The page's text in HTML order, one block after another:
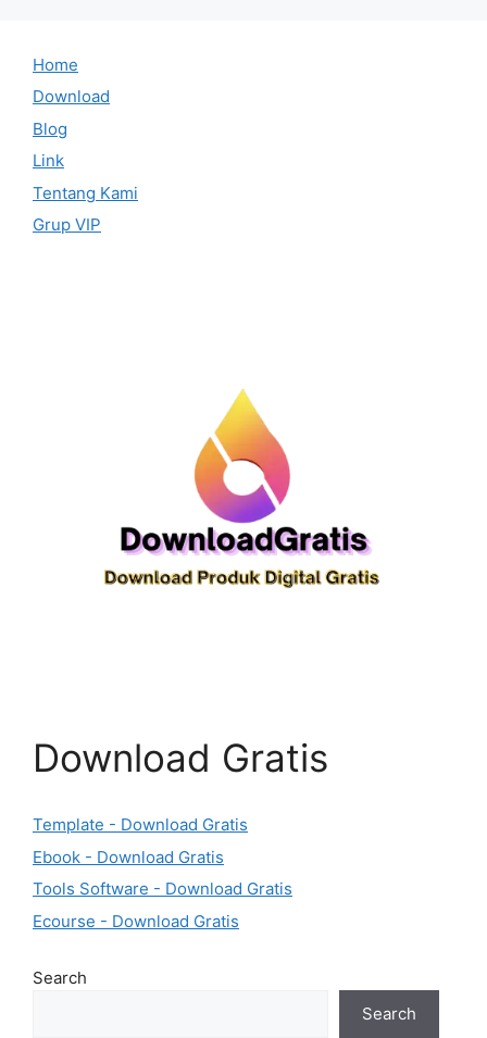
Home
Download
Blog
Link
Tentang Kami
Grup VIP
Download Gratis
Template - Download Gratis
Ebook - Download Gratis
Tools Software - Download Gratis
Ecourse - Download Gratis
Search
Search